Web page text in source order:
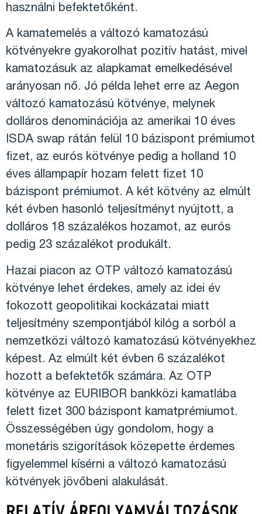
használni befektetőként.
A kamatemelés a változó kamatozású
kötvényekre gyakorolhat pozitív hatást, mivel
kamatozásuk az alapkamat emelkedésével
arányosan nő. Jó példa lehet erre az Aegon
változó kamatozású kötvénye, melynek
dolláros denominációja az amerikai 10 éves
ISDA swap rátán felül 10 bázispont prémiumot
fizet, az eurós kötvénye pedig a holland 10
éves állampapír hozam felett fizet 10
bázispont prémiumot. A két kötvény az elmúlt
két évben hasonló teljesítményt nyújtott, a
dolláros 18 százalékos hozamot, az eurós
pedig 23 százalékot produkált.
Hazai piacon az OTP változó kamatozású
kötvénye lehet érdekes, amely az idei év
fokozott geopolitikai kockázatai miatt
teljesítmény szempontjából kilóg a sorból a
nemzetközi változó kamatozású kötvényekhez
képest. Az elmúlt két évben 6 százalékot
hozott a befektetők számára. Az OTP
kötvénye az EURIBOR bankközi kamatlába
felett fizet 300 bázispont kamatprémiumot.
Összességében úgy gondolom, hogy a
monetáris szigorítások közepette érdemes
figyelemmel kísérni a változó kamatozású
kötvények jövőbeni alakulását.